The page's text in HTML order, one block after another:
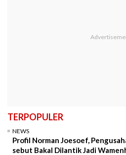
TERPOPULER
NEWS
Profil Norman Joesoef,
sebut Bakal Dilantik Jadi